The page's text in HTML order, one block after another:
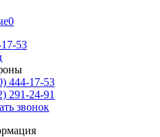
0
53
444-17-53
291-24-91
звонок